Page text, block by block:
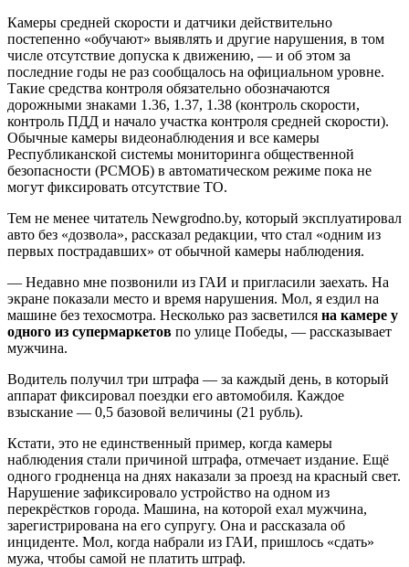
Камеры средней скорости и датчики действительно
постепенно «обучают» выявлять и другие нарушения, в том
числе отсутствие допуска к движению, — и об этом за
последние годы не раз сообщалось на официальном уровне.
Такие средства контроля обязательно обозначаются
дорожными знаками 1.36, 1.37, 1.38 (контроль скорости,
контроль ПДД и начало участка контроля средней скорости).
Обычные камеры видеонаблюдения и все камеры
Республиканской системы мониторинга общественной
безопасности (РСМОБ) в автоматическом режиме пока не
могут фиксировать отсутствие ТО.
Тем не менее читатель Newgrodno.by, который эксплуатировал
авто без «дозвола», рассказал редакции, что стал «одним из
первых пострадавших» от обычной камеры наблюдения.
— Недавно мне позвонили из ГАИ и пригласили заехать. На
экране показали место и время нарушения. Мол, я ездил на
машине без техосмотра. Несколько раз засветился на камере у
одного из супермаркетов по улице Победы, — рассказывает
мужчина.
Водитель получил три штрафа — за каждый день, в который
аппарат фиксировал поездки его автомобиля. Каждое
взыскание — 0,5 базовой величины (21 рубль).
Кстати, это не единственный пример, когда камеры
наблюдения стали причиной штрафа, отмечает издание. Ещё
одного гродненца на днях наказали за проезд на красный свет.
Нарушение зафиксировало устройство на одном из
перекрёстков города. Машина, на которой ехал мужчина,
зарегистрирована на его супругу. Она и рассказала об
инциденте. Мол, когда набрали из ГАИ, пришлось «сдать»
мужа, чтобы самой не платить штраф.